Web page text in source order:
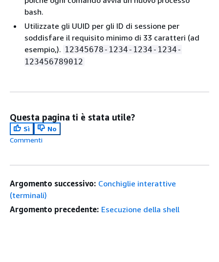
bash.
Utilizzate gli UUID per gli ID di sessione per
soddisfare il requisito minimo di 33 caratteri (ad
esempio,). 12345678-1234-1234-1234-
123456789012
Questa pagina ti è stata utile?
Sì
No
Commenti
Argomento successivo: Conchiglie interattive
(terminali)
Argomento precedente: Esecuzione della shell